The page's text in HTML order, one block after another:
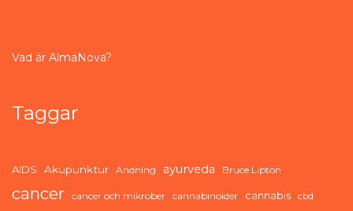
Vad är AlmaNova?
Taggar
AIDS Akupunktur Andning ayurveda Bruce Lipton
cancer cancer och mikrober cannabinoider cannabis cbd